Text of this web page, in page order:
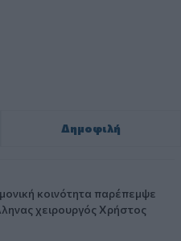
Δημοφιλή
κοινότητα παρέπεμψε
χειρουργός Χρήστος